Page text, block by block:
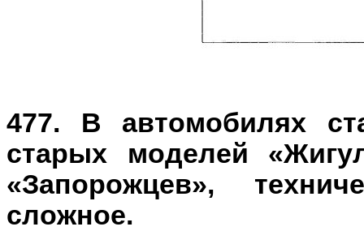
477. В автомобилях
старых моделей
«Запорожцев»,
сложное.